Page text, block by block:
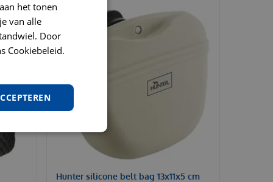
Hunter silicone belt bag 13x11x5 cm
het tonen
van alle
Door
Cookiebeleid.